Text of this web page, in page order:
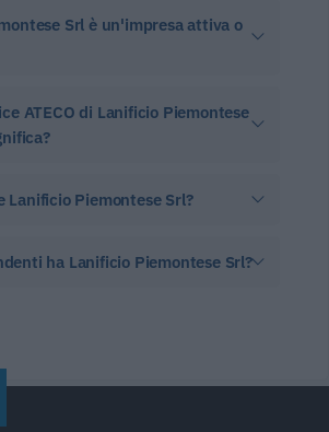
Srl è un'impresa attiva o
ATECO di Lanificio Piemontese
Lanificio Piemontese Srl?
ha Lanificio Piemontese Srl?